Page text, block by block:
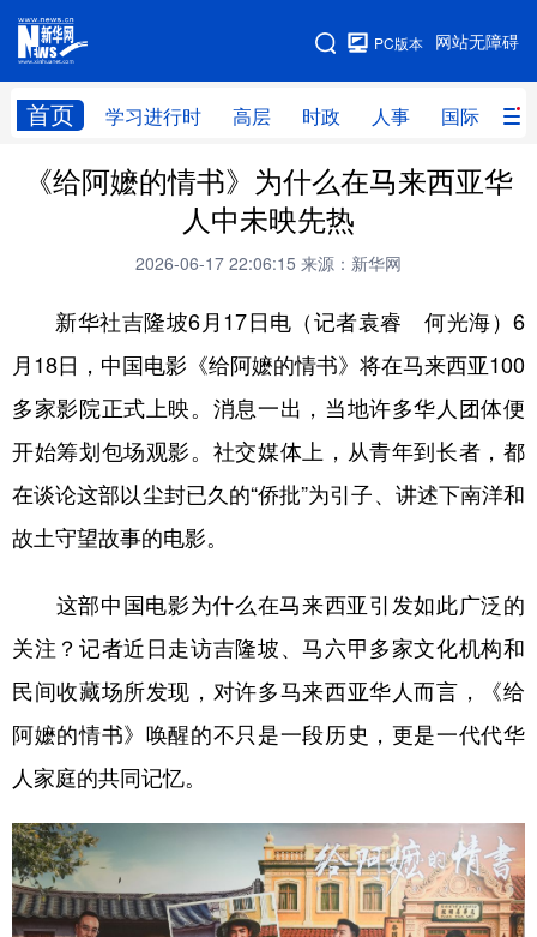
网站无障碍
PC版本
首页 学习进行时 高层 时政 人事 国际 财
网站地图
学习进行时 高层 时政 人事
财经 网评
科技 科创 量子 体育
文化 书画 健康 军事
法律 中央文件 金融 汽车
食品 人居
彩票 娱乐 时尚 悦读
公益 一带一路 亚太网 上市公司
文化产业
地方频道
北京 天津 河北 山西
《给阿嬷的情书》为什么在马来西亚华
人中未映先热
2026-06-17 22:06:15 来源：新华网
新华社吉隆坡6月17日电（记者袁睿 何光海）6
月18日，中国电影《给阿嬷的情书》将在马来西亚100
多家影院正式上映。消息一出，当地许多华人团体便
开始筹划包场观影。社交媒体上，从青年到长者，都
在谈论这部以尘封已久的“侨批”为引子、讲述下南洋和
故土守望故事的电影。
这部中国电影为什么在马来西亚引发如此广泛的
关注？记者近日走访吉隆坡、马六甲多家文化机构和
民间收藏场所发现，对许多马来西亚华人而言，《给
阿嬷的情书》唤醒的不只是一段历史，更是一代代华
人家庭的共同记忆。